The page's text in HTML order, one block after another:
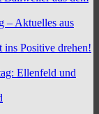
– Aktuelles aus
ins Positive drehen!
Ellenfeld und